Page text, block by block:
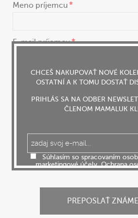
CHCEŠ NAKUPOVAŤ NOVÉ
OSTATNÍ A K TOMU DOSTAŤ
PRIHLÁS SA NA ODBER
ČLENOM MAMALUK
Súhlasím so spracovaním
marketingové účely.Ochrana
Meno príjemcu
E-mail príjemcu
Predmet